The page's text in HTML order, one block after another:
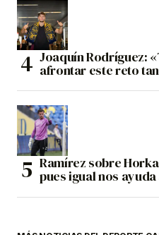
Joaquín Rodríguez:
afrontar este reto
Ramírez sobre
pues igual nos